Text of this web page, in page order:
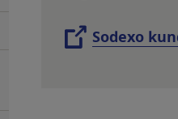
Sodexo